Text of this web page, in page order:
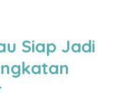
Siap Jadi